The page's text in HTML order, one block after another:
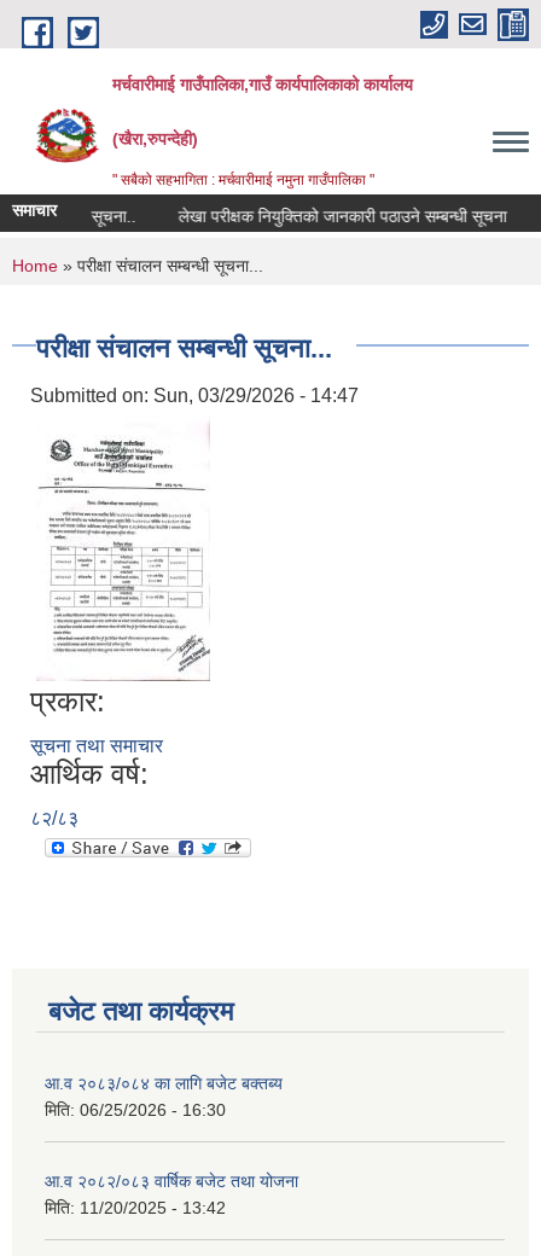
Skip to main content
मर्चवारीमाई गाउँपालिका,गाउँ कार्यपालिकाको कार्यालय
(खैरा,रुपन्देही)
" सबैको सहभागिता : मर्चवारीमाई नमुना गाउँपालिका "
समाचार
सम्बन्धी सूचना.. लेखा परीक्षक नियुक्तिको जानकारी पठाउने सम्बन्धी सूचना
You are here
Home » परीक्षा संचालन सम्बन्धी सूचना...
परीक्षा संचालन सम्बन्धी सूचना...
Submitted on: Sun, 03/29/2026 - 14:47
प्रकार:
सूचना तथा समाचार
आर्थिक वर्ष:
८२/८३
बजेट तथा कार्यक्रम
आ.व २०८३/०८४ का लागि बजेट बक्तब्य
मिति: 06/25/2026 - 16:30
आ.व २०८२/०८३ वार्षिक बजेट तथा योजना
मिति: 11/20/2025 - 13:42